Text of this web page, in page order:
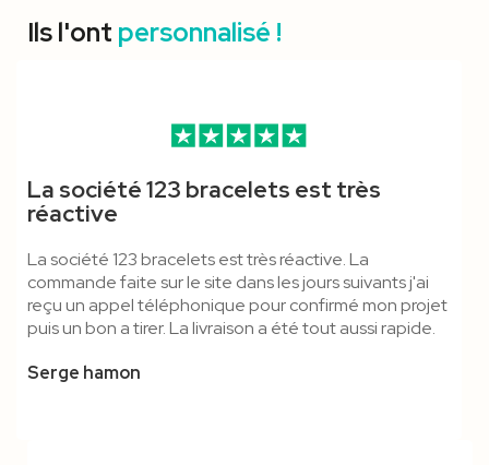
Polyester Satiné
Cordon Tubulaire
Détachable - Cordon
Étouffement - Cordon
Anti-Étouffement - Cordon
Ils l'ont personnalisé !
La société 123 bracelets est très
réactive
La société 123 bracelets est très réactive. La
commande faite sur le site dans les jours suivants j'ai
reçu un appel téléphonique pour confirmé mon projet
puis un bon a tirer. La livraison a été tout aussi rapide.
Serge hamon